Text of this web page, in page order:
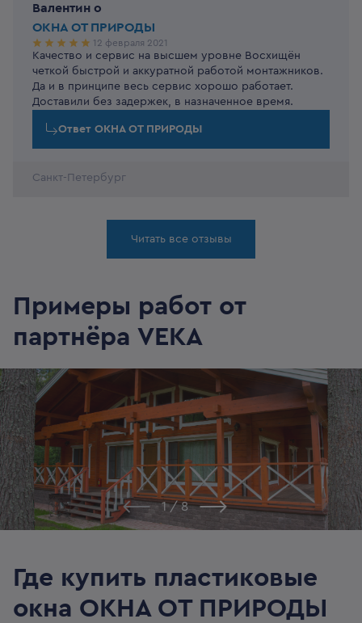
Валентин o
ОКНА ОТ ПРИРОДЫ
12 февраля 2021
Качество и сервис на высшем уровне Восхищён
четкой быстрой и аккуратной работой монтажников.
Да и в принципе весь сервис хорошо работает.
Доставили без задержек, в назначенное время.
Ответ ОКНА ОТ ПРИРОДЫ
Спасибо за отзыв!
Санкт-Петербург
Читать все отзывы
Примеры работ от
партнёра VEKA
1/8
Где купить пластиковые
окна ОКНА ОТ ПРИРОДЫ